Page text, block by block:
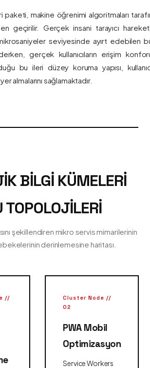
makine öğrenimi algoritmaları
geçirilir. Gerçek insani tarayıcı
seviyesinde ayırt edebilen
gerçek kullanıcıların erişim
bu ileri düzey koruma yapısı,
almalarını sağlamaktadır.
BILGI KÜMELERI
TOPOLOJILERI
şekillendiren mikro servis mimarilerinin
derinlemesine haritası.
//
Cluster Node //
02
PWA Mobil
Optimizasyon
Service Workers